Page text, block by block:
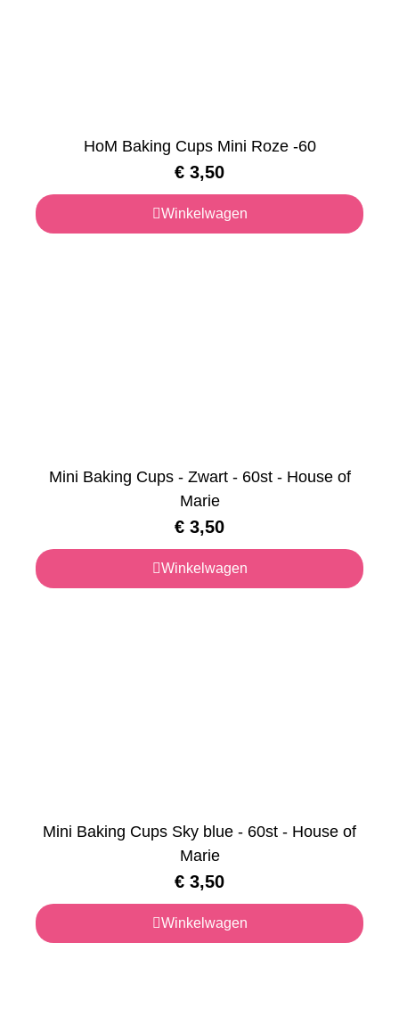
HoM Baking Cups Mini Roze -60
€ 3,50
Winkelwagen
Mini Baking Cups - Zwart - 60st - House of
Marie
€ 3,50
Winkelwagen
Mini Baking Cups Sky blue - 60st - House of
Marie
€ 3,50
Winkelwagen